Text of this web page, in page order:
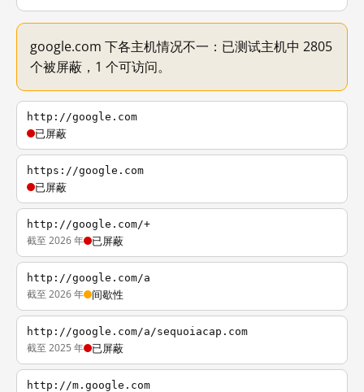
google.com 下各主机情况不一：已测试主机中 2805
个被屏蔽，1 个可访问。
http://google.com
已屏蔽
https://google.com
已屏蔽
http://google.com/+
截至 2026 年 已屏蔽
http://google.com/a
截至 2026 年 间歇性
http://google.com/a/sequoiacap.com
截至 2025 年 已屏蔽
http://m.google.com